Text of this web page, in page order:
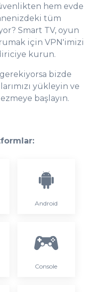
hem evde
tüm
Smart TV, oyun
için VPN'imizi
kurun.
bizde
yükleyin ve
başlayın.
Android
Console